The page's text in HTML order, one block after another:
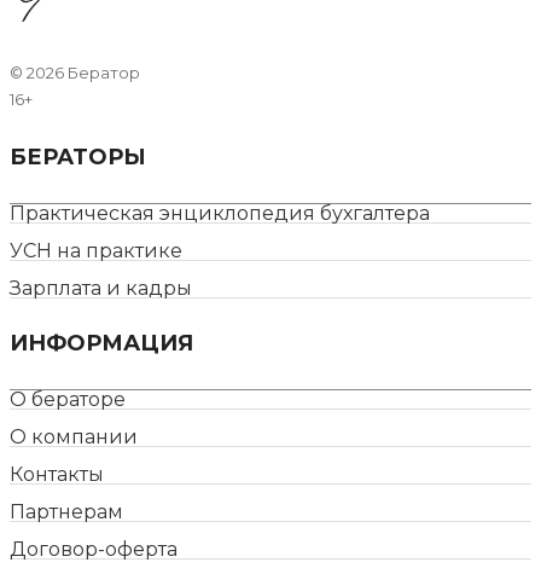
© 2026 Бератор
16+
БЕРАТОРЫ
Практическая энциклопедия бухгалтера
УСН на практике
Зарплата и кадры
ИНФОРМАЦИЯ
О бераторе
О компании
Контакты
Партнерам
Договор-оферта